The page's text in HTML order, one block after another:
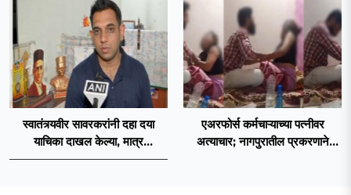
स्वातंत्र्यवीर सावरकरांनी दहा दया
याचिका दाखल केल्या, मात्र
ब्रिटिशांप्रति कधीही निष्ठा व्यक्त केली
एअरफोर्स कर्मचाऱ्याच्या पत्नीवर
अत्याचार; नागपुरातील प्रकरणाने